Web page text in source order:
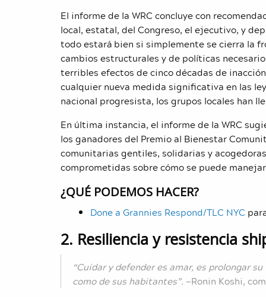
El informe de la WRC concluye con
local, estatal, del Congreso, el ejecutivo, y
todo estará bien si simplemente se cierra la
cambios estructurales y de políticas
terribles efectos de cinco décadas de
cualquier nueva medida significativa en las
nacional progresista, los grupos locales han
En última instancia, el informe de la WRC
los ganadores del Premio al Bienestar
comunitarias gentiles, solidarias y
comprometidas sobre cómo se puede
¿QUÉ PODEMOS HACER?
Done a Grannies Respond/TLC NYC
2. Resiliencia y resistencia
“Cuidar y defender es amar, es prolongar
como de sus habitantes”. —Ronin Koshi,